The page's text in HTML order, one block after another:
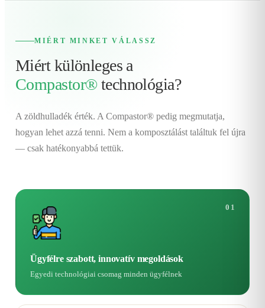
MIÉRT MINKET VÁLASSZ
Miért különleges a
Compastor® technológia?
A zöldhulladék érték. A Compastor® pedig megmutatja,
hogyan lehet azzá tenni. Nem a komposztálást találtuk fel újra
— csak hatékonyabbá tettük.
01
Ügyfélre szabott, innovatív megoldások
Egyedi technológiai csomag minden ügyfélnek